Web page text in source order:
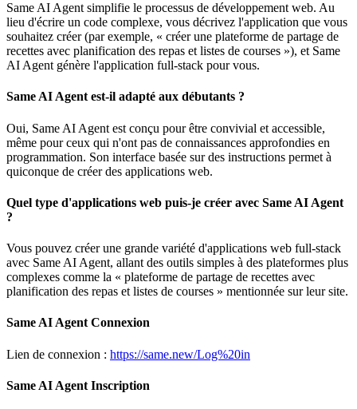
Same AI Agent simplifie le processus de développement web. Au
lieu d'écrire un code complexe, vous décrivez l'application que vous
souhaitez créer (par exemple, « créer une plateforme de partage de
recettes avec planification des repas et listes de courses »), et Same
AI Agent génère l'application full-stack pour vous.
Same AI Agent est-il adapté aux débutants ?
Oui, Same AI Agent est conçu pour être convivial et accessible,
même pour ceux qui n'ont pas de connaissances approfondies en
programmation. Son interface basée sur des instructions permet à
quiconque de créer des applications web.
Quel type d'applications web puis-je créer avec Same AI Agent
?
Vous pouvez créer une grande variété d'applications web full-stack
avec Same AI Agent, allant des outils simples à des plateformes plus
complexes comme la « plateforme de partage de recettes avec
planification des repas et listes de courses » mentionnée sur leur site.
Same AI Agent Connexion
Lien de connexion : https://same.new/Log%20in
Same AI Agent Inscription